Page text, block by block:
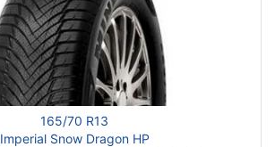
165/70 R13
Imperial Snow Dragon HP